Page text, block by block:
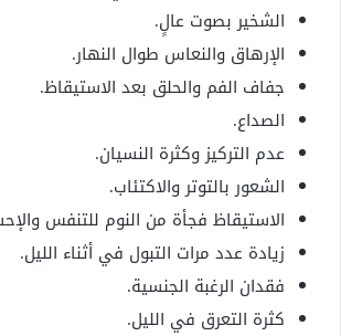
الشخير بصوت عالٍ.
الإرهاق والنعاس طوال النهار.
جفاف الفم والحلق بعد الاستيقاظ.
الصداع.
عدم التركيز وكثرة النسيان.
الشعور بالتوتر والاكتئاب.
الاستيقاظ فجأة من النوم للتنفس
زيادة عدد مرات التبول في أثناء الليل.
فقدان الرغبة الجنسية.
كثرة التعرق في الليل.